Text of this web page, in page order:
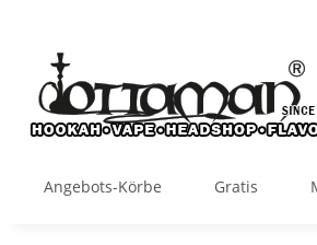
Angebots-Körbe Gratis